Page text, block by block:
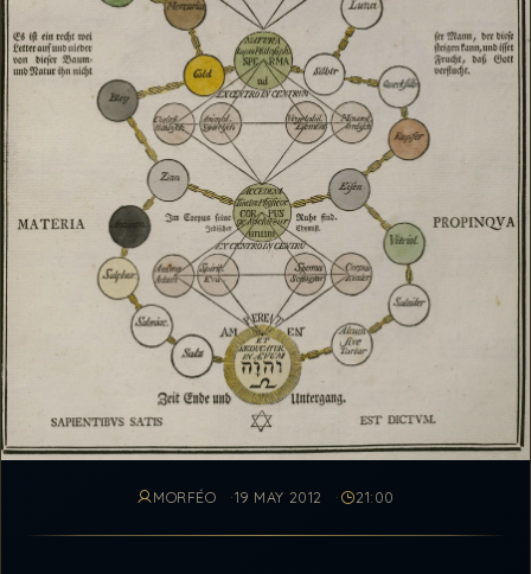
MORFÉO 19 MAY 2012 21:00